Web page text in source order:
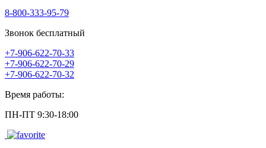
8-800-333-95-79
Звонок бесплатный
+7-906-622-70-33
+7-906-622-70-29
+7-906-622-70-32
Время работы:
ПН-ПТ 9:30-18:00